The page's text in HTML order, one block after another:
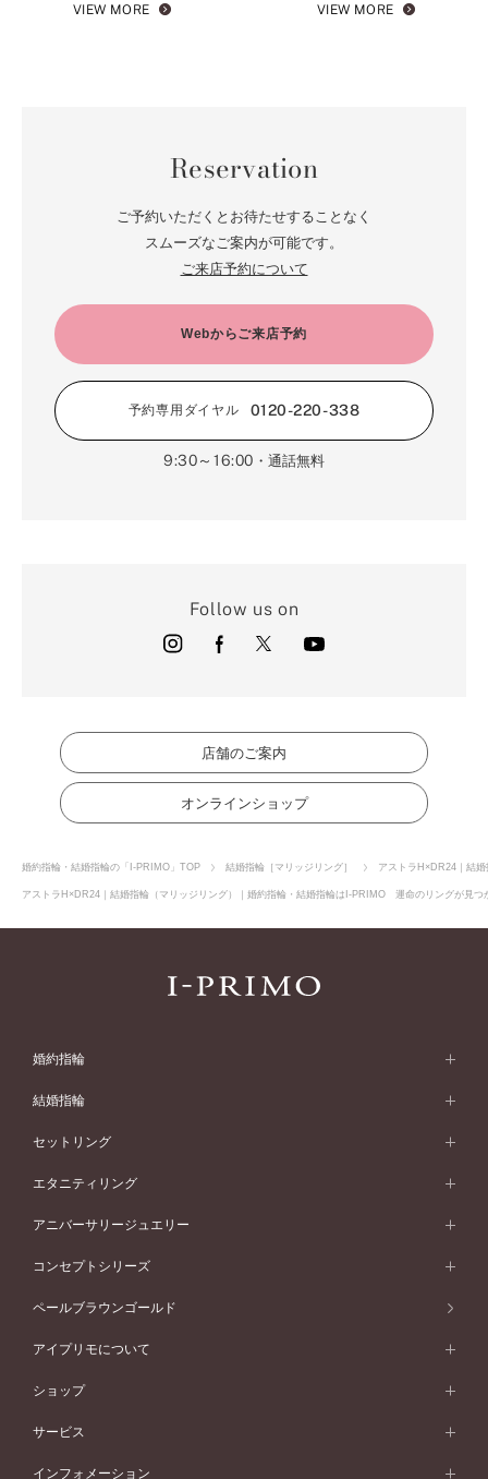
VIEW MORE VIEW MORE
Reservation
ご予約いただくとお待たせすることなく
スムーズなご案内が可能です。
ご来店予約について
Webからご来店予約
予約専用ダイヤル 0120-220-338
9:30～16:00 ・通話無料
Follow us on
店舗のご案内
オンラインショップ
婚約指輪・結婚指輪の「I-PRIMO」TOP 結婚指輪［マリッジリング］ アストラH×DR24｜結
アストラH×DR24｜結婚指輪（マリッジリング）｜婚約指輪・結婚指輪はI-PRIMO 運命のリングが見
婚約指輪
婚約指輪 (エンゲージリング)
婚約指輪一覧
ピンクゴールド
ペールブラウンゴールド
ウェーブライン
V字ライン
ワンサイドメレ
ダブルサイドメレ
フェミニン
モード
50万円台～
40万円台～
30万円台～
婚約指輪 人気ランキング
婚約ネックレス
結婚指輪
結婚指輪 (マリッジリング)
結婚指輪一覧
ピンクゴールド
ペールブラウンゴールド
ウェーブライン
V字ライン
ワンメレ
セベラルメレ
フェミニン
モード
50万円～
40万円～50万円
30万円～40万円
セットリング
セットリング
セットリング一覧
ピンクゴールド
ペールブラウンゴールド
エタニティリング
エタニティリング
エタニティリング一覧
ピンクゴールド
ペールブラウンゴールド
アニバーサリージュエリー
アニバーサリージュエリー
アニバーサリージュエリー一覧
ファッションリング
ブレスレット
コンセプトシリーズ
コンセプトシリーズ
オリジンビリーフ
エトワル
スワハ
ペールブラウンゴールド
アイプリモについて
アイプリモについて
パーソナルハンド診断
デザインへのこだわり
ショップ
店舗一覧
北海道
サービス
プロポーズサポート
インフォメーション